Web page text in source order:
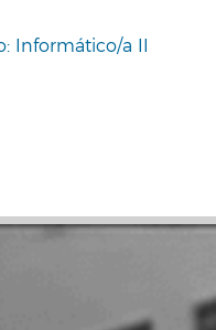
Informático/a II